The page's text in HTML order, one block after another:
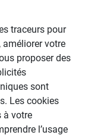
traceurs pour
votre
proposer des
sont
Les cookies
à votre
l’usage